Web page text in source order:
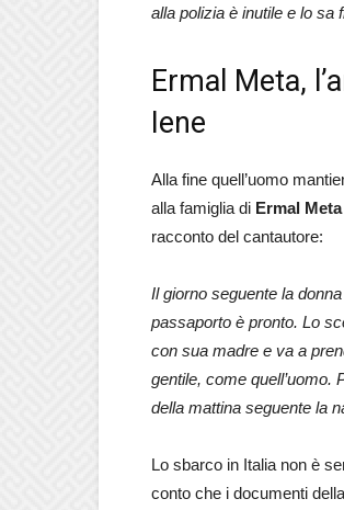
alla polizia è inutile e lo sa
Ermal Meta,
Iene
Alla fine quell’uomo
alla famiglia di Ermal Meta
racconto del cantautore:
Il giorno seguente la
passaporto è pronto. Lo
con sua madre e va a
gentile, come quell’uomo.
della mattina seguente la
Lo sbarco in Italia non è
conto che i documenti